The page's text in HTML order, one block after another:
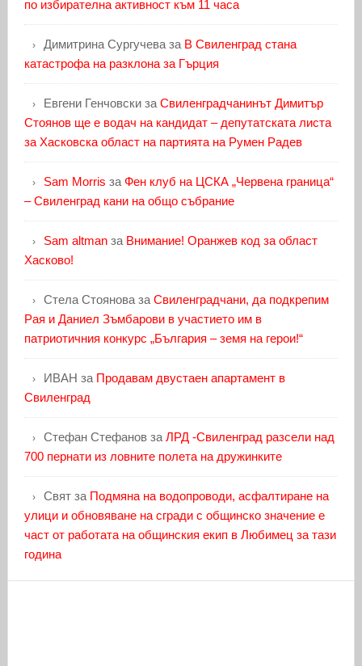
по избирателна активност към 11 часа
Димитрина Сургучеваза В Свиленград стана
катастрофа на разклона за Гърция
Евгени Генчовскиза Свиленградчанинът Димитър
Стоянов ще е водач на кандидат – депутатската листа
за Хасковска област на партията на Румен Радев
Sam Morris за Фен клуб на ЦСКА „Червена граница“
– Свиленград кани на общо събрание
Sam altmanза Внимание! Оранжев код за област
Хасково!
Стела Стояноваза Свиленградчани, да подкрепим
Рая и Даниел Зъмбарови в участието им в
патриотичния конкурс „България – земя на герои!“
ИВАН за Продавам двустаен апартамент в
Свиленград
Стефан Стефановза ЛРД -Свиленград разсели над
700 пернати из ловните полета на дружинките
Святза Подмяна на водопроводи, асфалтиране на
улици и обновяване на сгради с общинско значение е
част от работата на общинския екип в Любимец за тази
година